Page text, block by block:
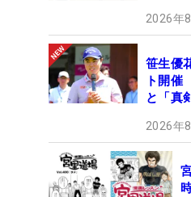
2026年
笹生優
ト開催
と「真
2026年